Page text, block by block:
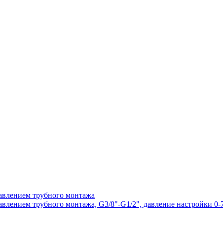
трубного монтажа
трубного монтажа, G3/8"-G1/2", давление настройки 0-